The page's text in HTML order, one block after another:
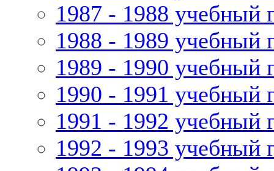
1987 - 1988 учебный
1988 - 1989 учебный
1989 - 1990 учебный
1990 - 1991 учебный
1991 - 1992 учебный
1992 - 1993 учебный